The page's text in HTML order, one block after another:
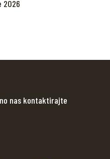
2026
nas kontaktirajte